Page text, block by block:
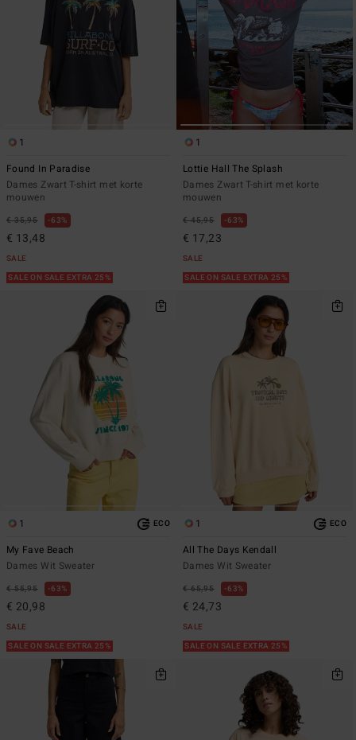
1
Found In Paradise
Dames Zwart T-shirt met korte
mouwen
€ 35,95 63%
€ 13,48
SALE
SALE ON SALE EXTRA 25%
1
Lottie Hall The Splash
Dames Zwart T-shirt met korte
mouwen
€ 45,95 63%
€ 17,23
SALE
SALE ON SALE EXTRA 25%
1 ECO
My Fave Beach
Dames Wit Sweater
€ 55,95 63%
€ 20,98
SALE
SALE ON SALE EXTRA 25%
1 ECO
All The Days Kendall
Dames Wit Sweater
€ 65,95 63%
€ 24,73
SALE
SALE ON SALE EXTRA 25%